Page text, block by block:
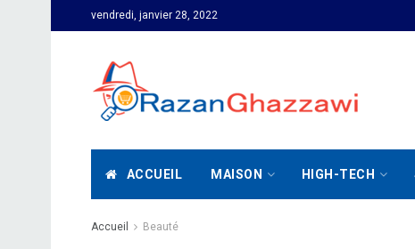
vendredi, janvier 28, 2022
ACCUEIL MAISON HIGH-TECH
Accueil Beauté